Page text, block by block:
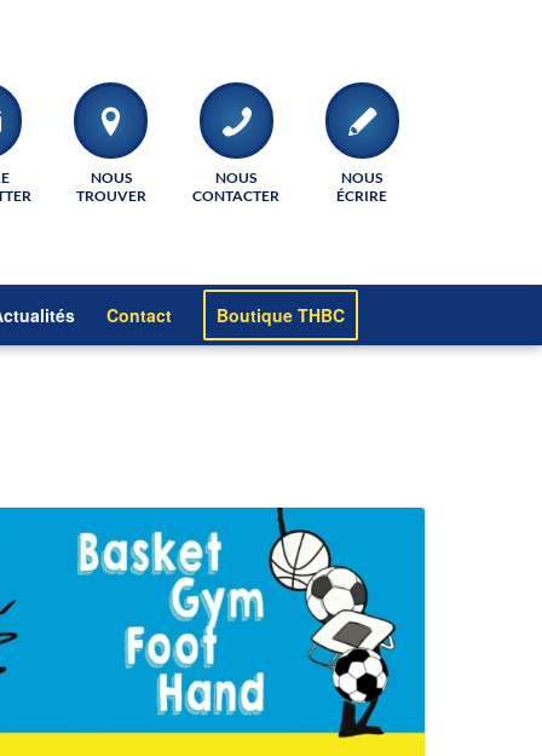
NOUS
TROUVER
NOUS
CONTACTER
NOUS
ÉCRIRE
Contact Boutique THBC